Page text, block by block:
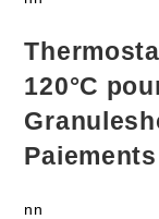
120°C
nn